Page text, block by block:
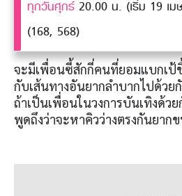
ทุกวันศุกร์ 20.00 น. (เริ่ม 19 เ
(168, 568)
จะมีเพื่อนซี้สักกี่คนที่ยอมแบกเป้
กับเส้นทางอันยากลำบากไปด้วย
ถ้าเป็นเพื่อนในวงการบันเทิงด้ว
พูดถึงว่าจะหาคิวว่างตรงกันยาก